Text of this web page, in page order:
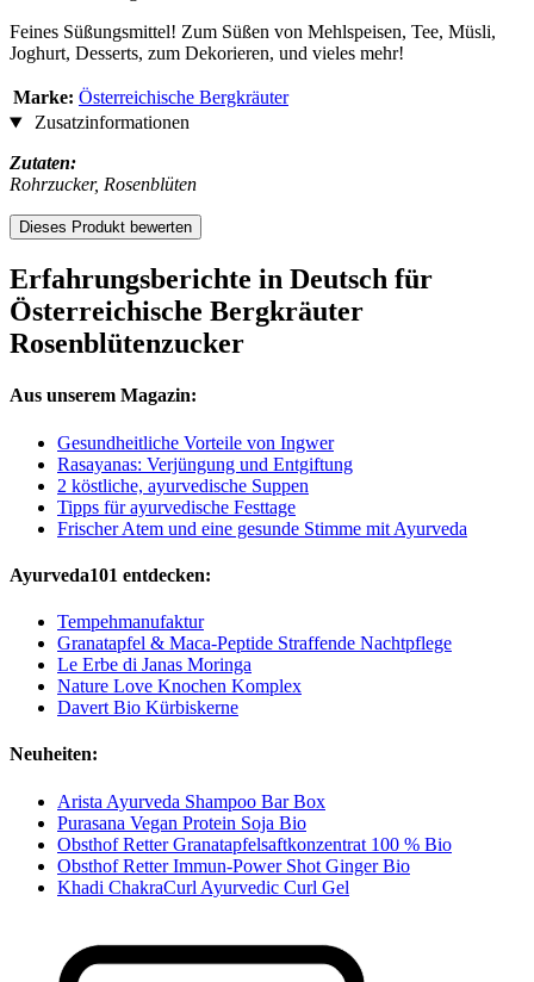
Feines Süßungsmittel! Zum Süßen von Mehlspeisen, Tee, Müsli,
Joghurt, Desserts, zum Dekorieren, und vieles mehr!
Marke: Österreichische Bergkräuter
Zusatzinformationen
Zutaten:
Rohrzucker, Rosenblüten
Dieses Produkt bewerten
Erfahrungsberichte in Deutsch für
Österreichische Bergkräuter
Rosenblütenzucker
Aus unserem Magazin:
Gesundheitliche Vorteile von Ingwer
Rasayanas: Verjüngung und Entgiftung
2 köstliche, ayurvedische Suppen
Tipps für ayurvedische Festtage
Frischer Atem und eine gesunde Stimme mit Ayurveda
Ayurveda101 entdecken:
Tempehmanufaktur
Granatapfel & Maca-Peptide Straffende Nachtpflege
Le Erbe di Janas Moringa
Nature Love Knochen Komplex
Davert Bio Kürbiskerne
Neuheiten:
Arista Ayurveda Shampoo Bar Box
Purasana Vegan Protein Soja Bio
Obsthof Retter Granatapfelsaftkonzentrat 100 % Bio
Obsthof Retter Immun-Power Shot Ginger Bio
Khadi ChakraCurl Ayurvedic Curl Gel